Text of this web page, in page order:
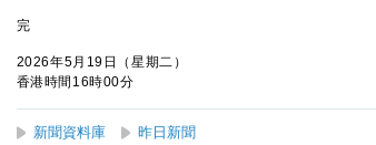
完
2026年5月19日（星期二）
香港時間16時00分
新聞資料庫 昨日新聞